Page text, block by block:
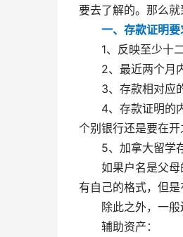
要去了解的。那么就
一、存款证明要
1、反映至少十二
2、最近两个月内
3、存款相对应的
4、存款证明的内
个别银行还是要在
5、加拿大留学存
如果户名是父母的
有自己的格式，但
除此之外，一般
辅助资产：